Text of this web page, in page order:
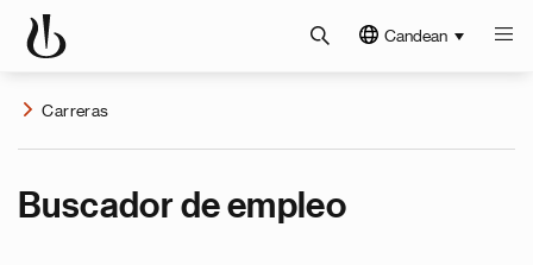
Candean
Carreras
Buscador de empleo